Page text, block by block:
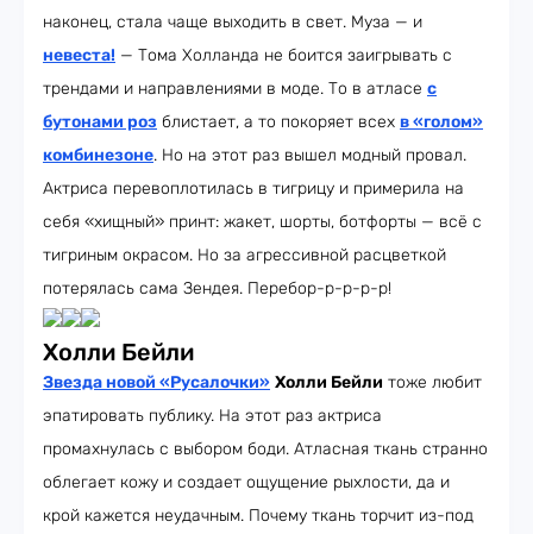
наконец, стала чаще выходить в свет. Муза — и
невеста! — Тома Холланда не боится заигрывать с
трендами и направлениями в моде. То в атласе с
бутонами роз блистает, а то покоряет всех в «голом»
комбинезоне. Но на этот раз вышел модный провал.
Актриса перевоплотилась в тигрицу и примерила на
себя «хищный» принт: жакет, шорты, ботфорты — всё с
тигриным окрасом. Но за агрессивной расцветкой
потерялась сама Зендея. Перебор-р-р-р-р!
Холли Бейли
Звезда новой «Русалочки» Холли Бейли тоже любит
эпатировать публику. На этот раз актриса
промахнулась с выбором боди. Атласная ткань странно
облегает кожу и создает ощущение рыхлости, да и
крой кажется неудачным. Почему ткань торчит из-под